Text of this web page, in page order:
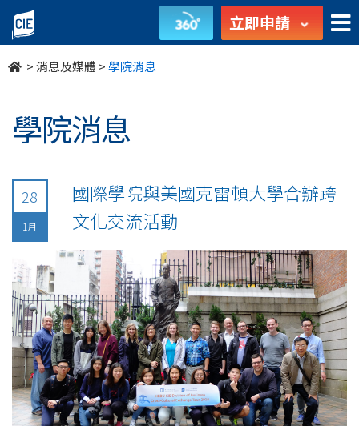
undefined 立即申請
>消息及媒體 >學院消息
學院消息
28
1月
國際學院與美國克雷頓大學合辦跨
文化交流活動